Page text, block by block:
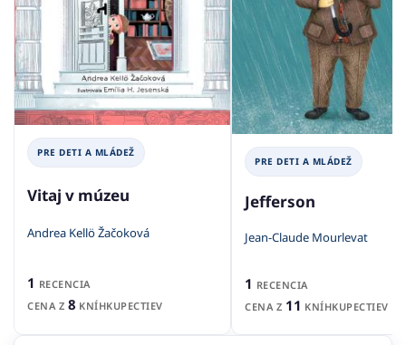
PRE DETI A MLÁDEŽ
Vitaj v múzeu
Andrea Kellö Žačoková
1 RECENCIA
CENA Z 8 KNÍHKUPECTIEV
PRE DETI A MLÁDEŽ
Jefferson
Jean-Claude Mourlevat
1 RECENCIA
CENA Z 11 KNÍHKUPECTIEV